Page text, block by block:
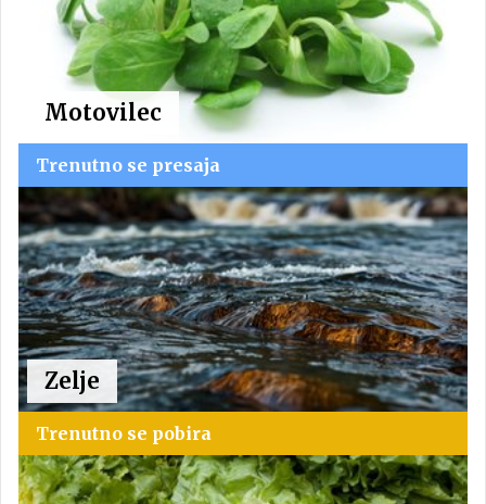
Motovilec
Trenutno se presaja
Zelje
Trenutno se pobira